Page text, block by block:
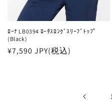
ﾛｰﾅ LB0394 ﾛｰﾀｽﾛﾝｸﾞｽﾘｰﾌﾞﾄｯﾌﾟ
(Black)
通
¥7,590 JPY(税込)